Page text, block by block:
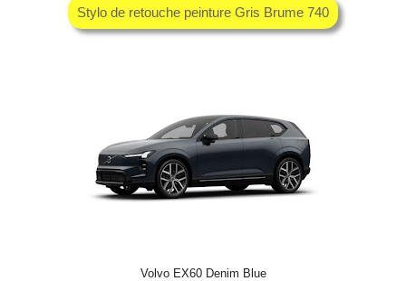
Stylo de retouche peinture Gris Brume 740
Volvo EX60 Denim Blue